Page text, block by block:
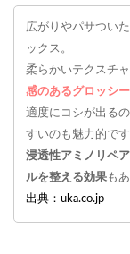
広がりやパサつい
ックス。
柔らかいテクスチ
感のあるグロッシ
適度にコシが出るの
すいのも魅力的です
浸透性アミノリペ
ルを整える効果もあ
出典：uka.co.jp